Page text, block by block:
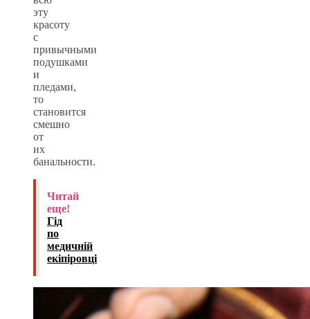
эту
красоту
с
привычными
подушками
и
пледами,
то
становится
смешно
от
их
банальности.
Читай
еще!
Гід
по
медичній
екіпіровці